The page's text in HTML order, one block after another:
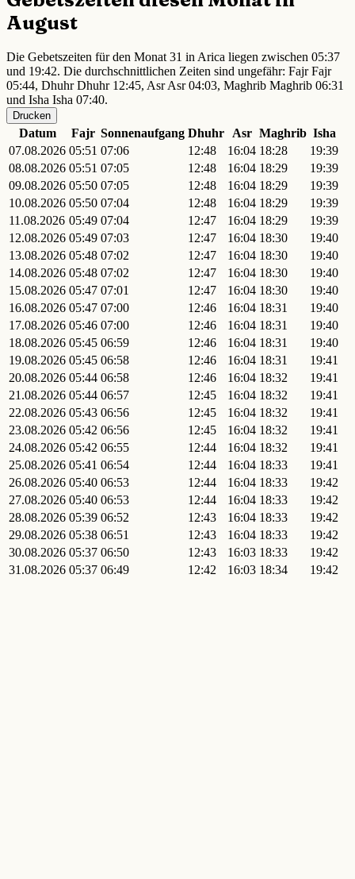
August
Die Gebetszeiten für den Monat 31 in Arica liegen zwischen 05:37
und 19:42. Die durchschnittlichen Zeiten sind ungefähr: Fajr Fajr
05:44, Dhuhr Dhuhr 12:45, Asr Asr 04:03, Maghrib Maghrib 06:31
und Isha Isha 07:40.
Drucken
Datum Fajr Sonnenaufgang Dhuhr Asr Maghrib Isha
07.08.2026 05:51 07:06 12:48 16:04 18:28
19:39
08.08.2026 05:51 07:05 12:48 16:04 18:29
19:39
09.08.2026 05:50 07:05 12:48 16:04 18:29
19:39
10.08.2026 05:50 07:04 12:48 16:04 18:29
19:39
11.08.2026 05:49 07:04 12:47 16:04 18:29
19:39
12.08.2026 05:49 07:03 12:47 16:04 18:30
19:40
13.08.2026 05:48 07:02 12:47 16:04 18:30
19:40
14.08.2026 05:48 07:02 12:47 16:04 18:30
19:40
15.08.2026 05:47 07:01 12:47 16:04 18:30
19:40
16.08.2026 05:47 07:00 12:46 16:04 18:31
19:40
17.08.2026 05:46 07:00 12:46 16:04 18:31
19:40
18.08.2026 05:45 06:59 12:46 16:04 18:31
19:40
19.08.2026 05:45 06:58 12:46 16:04 18:31
19:41
20.08.2026 05:44 06:58 12:46 16:04 18:32
19:41
21.08.2026 05:44 06:57 12:45 16:04 18:32
19:41
22.08.2026 05:43 06:56 12:45 16:04 18:32
19:41
23.08.2026 05:42 06:56 12:45 16:04 18:32
19:41
24.08.2026 05:42 06:55 12:44 16:04 18:32
19:41
25.08.2026 05:41 06:54 12:44 16:04 18:33
19:41
26.08.2026 05:40 06:53 12:44 16:04 18:33
19:42
27.08.2026 05:40 06:53 12:44 16:04 18:33
19:42
28.08.2026 05:39 06:52 12:43 16:04 18:33
19:42
29.08.2026 05:38 06:51 12:43 16:04 18:33
19:42
30.08.2026 05:37 06:50 12:43 16:03 18:33
19:42
31.08.2026 05:37 06:49 12:42 16:03 18:34 19:42